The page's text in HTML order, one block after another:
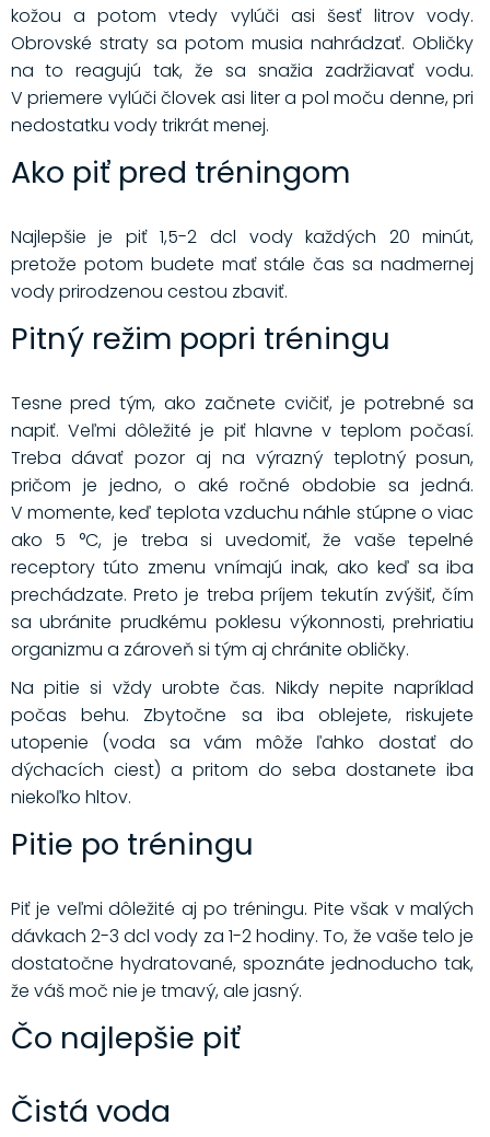
kožou a potom vtedy vylúči asi šesť litrov vody.
Obrovské straty sa potom musia nahrádzať. Obličky
na to reagujú tak, že sa snažia zadržiavať vodu.
V priemere vylúči človek asi liter a pol moču denne, pri
nedostatku vody trikrát menej.
Ako piť pred tréningom
Najlepšie je piť 1,5-2 dcl vody každých 20 minút,
pretože potom budete mať stále čas sa nadmernej
vody prirodzenou cestou zbaviť.
Pitný režim popri tréningu
Tesne pred tým, ako začnete cvičiť, je potrebné sa
napiť. Veľmi dôležité je piť hlavne v teplom počasí.
Treba dávať pozor aj na výrazný teplotný posun,
pričom je jedno, o aké ročné obdobie sa jedná.
V momente, keď teplota vzduchu náhle stúpne o viac
ako 5 °C, je treba si uvedomiť, že vaše tepelné
receptory túto zmenu vnímajú inak, ako keď sa iba
prechádzate. Preto je treba príjem tekutín zvýšiť, čím
sa ubránite prudkému poklesu výkonnosti, prehriatiu
organizmu a zároveň si tým aj chránite obličky.
Na pitie si vždy urobte čas. Nikdy nepite napríklad
počas behu. Zbytočne sa iba oblejete, riskujete
utopenie (voda sa vám môže ľahko dostať do
dýchacích ciest) a pritom do seba dostanete iba
niekoľko hltov.
Pitie po tréningu
Piť je veľmi dôležité aj po tréningu. Pite však v malých
dávkach 2-3 dcl vody za 1-2 hodiny. To, že vaše telo je
dostatočne hydratované, spoznáte jednoducho tak,
že váš moč nie je tmavý, ale jasný.
Čo najlepšie piť
Čistá voda